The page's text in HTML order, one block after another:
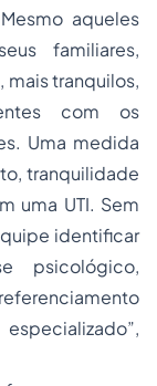
aqueles
familiares,
tranquilos,
com os
Uma medida
tranquilidade
uma UTI. Sem
identificar
psicológico,